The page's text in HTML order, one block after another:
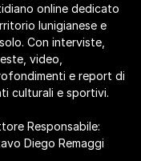
online dedicato
lunigianese e
Con interviste,
video,
e report di
culturali e sportivi.
Responsabile:
Diego Remaggi